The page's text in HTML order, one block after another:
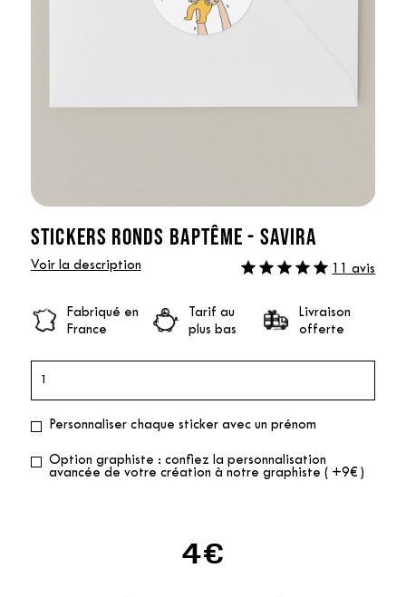
STICKERS RONDS BAPTÊME - SAVIRA
Voir la description 11 avis
Fabriqué en
France
Tarif au
plus bas
Livraison
offerte
Personnaliser chaque sticker avec un prénom
Option graphiste : confiez la personnalisation
avancée de votre création à notre graphiste ( +9€ )
4€